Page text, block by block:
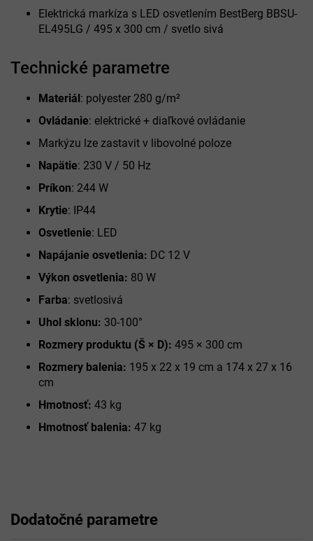
Technické parametre
Materiál: polyester 280 g/m²
Ovládanie: elektrické + diaľkové ovládanie
Markýzu lze zastavit v libovolné poloze
Napätie: 230 V / 50 Hz
Príkon: 244 W
Krytie: IP44
Osvetlenie: LED
Napájanie osvetlenia: DC 12 V
Výkon osvetlenia: 80 W
Farba: svetlosivá
Uhol sklonu: 30-100°
Rozmery produktu (Š × D): 495 × 300 cm
Rozmery balenia: 195 x 22 x 19 cm a 174 x 27 x 16
cm
Hmotnosť: 43 kg
Hmotnosť balenia: 47 kg
Elektrická markíza s LED osvetlením BestBerg BBSU-
EL495LG / 495 x 300 cm / svetlo sivá
Dodatočné parametre